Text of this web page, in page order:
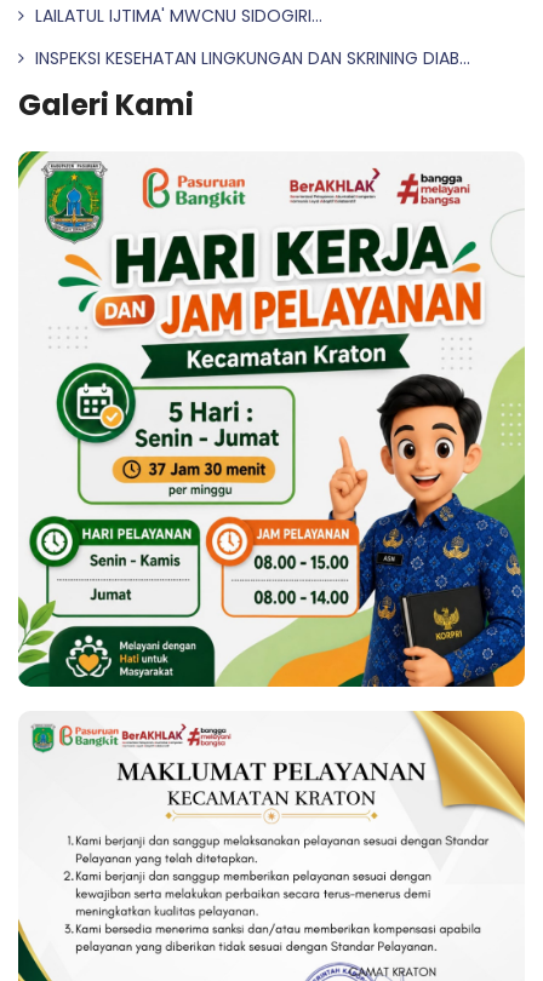
LAILATUL IJTIMA' MWCNU SIDOGIRI...
INSPEKSI KESEHATAN LINGKUNGAN DAN SKRINING DIAB...
Galeri Kami